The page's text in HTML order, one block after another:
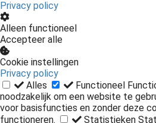
Privacy policy
Alleen functioneel
Accepteer alle
Cookie instellingen
Privacy policy
Alles
Functioneel
noodzakelijk om een website te
voor basisfuncties en zonder deze
functioneren.
Statistieken